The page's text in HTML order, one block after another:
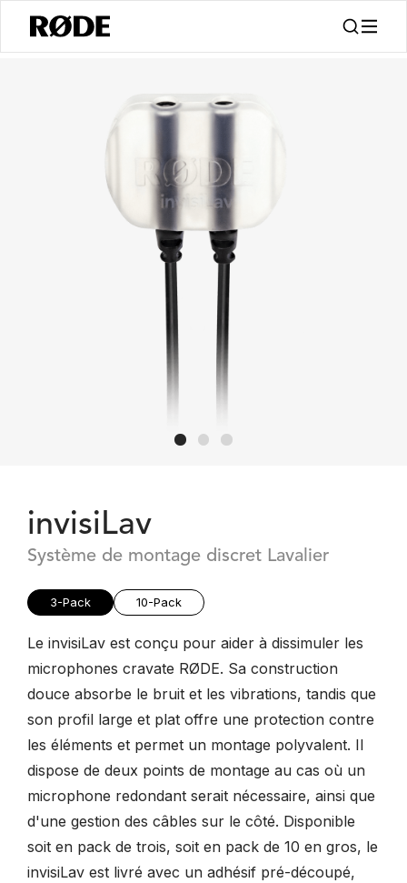
invisiLav
Système de montage discret Lavalier
3-Pack 10-Pack
Le invisiLav est conçu pour aider à dissimuler les
microphones cravate RØDE. Sa construction
douce absorbe le bruit et les vibrations, tandis que
son profil large et plat offre une protection contre
les éléments et permet un montage polyvalent. Il
dispose de deux points de montage au cas où un
microphone redondant serait nécessaire, ainsi que
d'une gestion des câbles sur le côté. Disponible
soit en pack de trois, soit en pack de 10 en gros, le
invisiLav est livré avec un adhésif pré-découpé,